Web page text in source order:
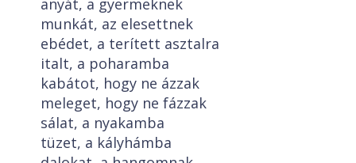
anyát, a gyermeknek
munkát, az elesettnek
ebédet, a terített asztalra
italt, a poharamba
kabátot, hogy ne ázzak
meleget, hogy ne fázzak
sálat, a nyakamba
tüzet, a kályhámba